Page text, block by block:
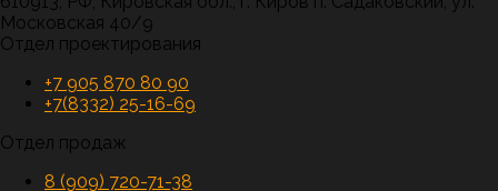
Московская 40/9
Отдел проектирования
+7 905 870 80 90
+7(8332) 25-16-69
Отдел продаж
8 (909) 720-71-38